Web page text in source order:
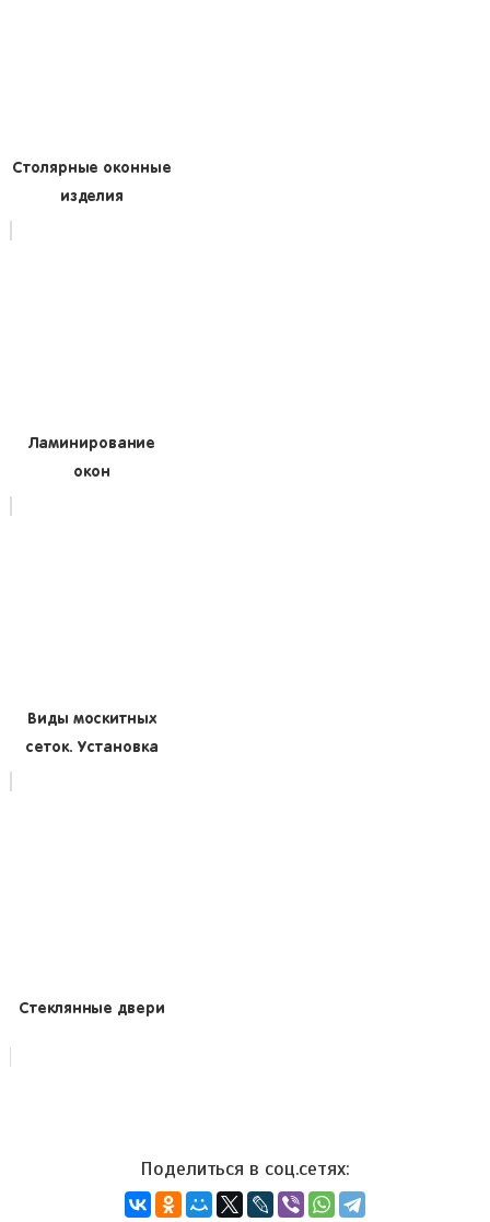
Столярные оконные
изделия
Ламинирование
окон
Виды москитных
сеток. Установка
Стеклянные двери